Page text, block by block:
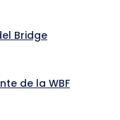
Bridge
de la WBF